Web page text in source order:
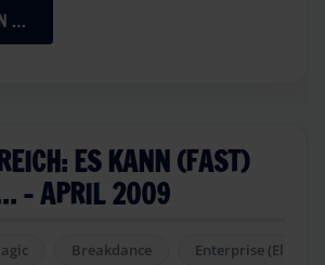
…
ES KANN (FAST)
- APRIL 2009
Breakdance Enterprise (El Sol)